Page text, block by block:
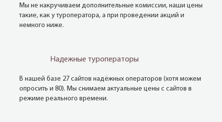
Мы не накручиваем дополнительные комиссии, наши цены
такие, как у туроператора, а при проведении акций и
немного ниже.
Надежные туроператоры
В нашей базе 27 сайтов надёжных операторов (хотя можем
опросить и 80). Мы снимаем актуальные цены с сайтов в
режиме реального времени.